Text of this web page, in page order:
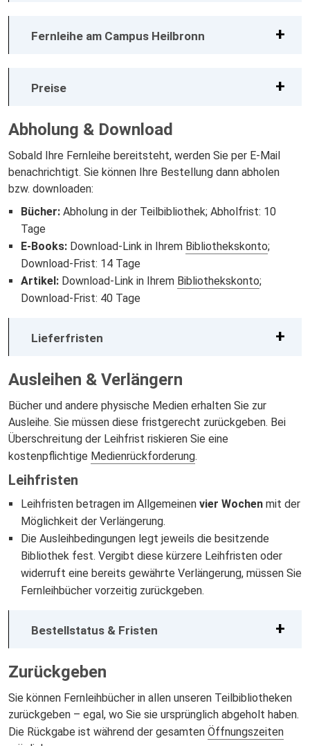
Fernleihe am Campus Heilbronn
Preise
Abholung & Download
Sobald Ihre Fernleihe bereitsteht, werden Sie per E-Mail
benachrichtigt. Sie können Ihre Bestellung dann abholen
bzw. downloaden:
Bücher: Abholung in der Teilbibliothek; Abholfrist: 10
Tage
E-Books: Download-Link in Ihrem Bibliothekskonto;
Download-Frist: 14 Tage
Artikel: Download-Link in Ihrem Bibliothekskonto;
Download-Frist: 40 Tage
Lieferfristen
Ausleihen & Verlängern
Bücher und andere physische Medien erhalten Sie zur
Ausleihe. Sie müssen diese fristgerecht zurückgeben. Bei
Überschreitung der Leihfrist riskieren Sie eine
kostenpflichtige Medienrückforderung.
Leihfristen
Leihfristen betragen im Allgemeinen vier Wochenmit der
Möglichkeit der Verlängerung.
Die Ausleihbedingungen legt jeweils die besitzende
Bibliothek fest. Vergibt diese kürzere Leihfristen oder
widerruft eine bereits gewährte Verlängerung, müssen Sie
Fernleihbücher vorzeitig zurückgeben.
Bestellstatus & Fristen
Zurückgeben
Sie können Fernleihbücher in allen unseren Teilbibliotheken
zurückgeben – egal, wo Sie sie ursprünglich abgeholt haben.
Die Rückgabe ist während der gesamten Öffnungszeiten